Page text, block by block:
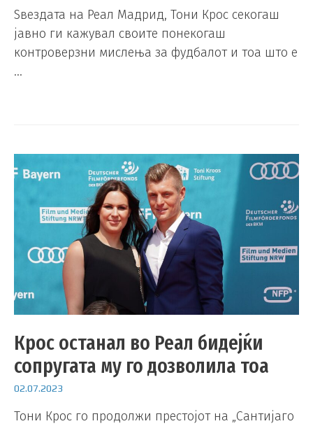
Ѕвездата на Реал Мадрид, Тони Крос секогаш
јавно ги кажувал своите понекогаш
контроверзни мислења за фудбалот и тоа што е
…
Крос останал во Реал бидејќи
сопругата му го дозволила тоа
02.07.2023
Тони Крос го продолжи престојот на „Сантијаго